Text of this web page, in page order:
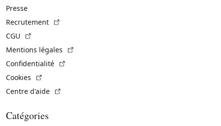
Presse
Recrutement
CGU
Mentions légales
Confidentialité
Cookies
Centre d'aide
Catégories